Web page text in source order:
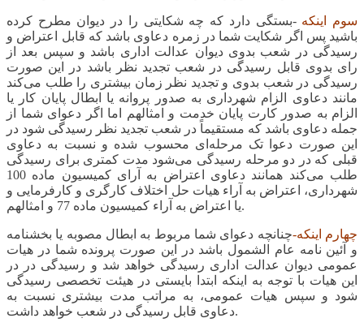
سوم اینکه -بستگی دارد که چه شکایتی را در دیوان مطرح کرده
باشید پس اگر شکایت شما در زمره دعاوی باشد که قابل اعتراض و
رسیدگی در شعب بدوی دیوان عدالت اداری باشد و سپس بعد از
رای بدوی قابل رسیدگی در شعب تجدید نظر باشد در این صورت
رسیدگی در شعب بدوی و تجدید نظر زمان بیشتری را طلب می‌کند
مانند دعاوی الزام شهرداری به صدور پروانه یا ابطال پایان کار یا
الزام به صدور کارت پایان خدمت و امثالهم اما اگر دعوای شما از
جمله دعاوی باشد که مستقیماً در شعب تجدید نظر رسیدگی شود در
این صورت دعوا تک مرحله‌ای محسوب شده و نسبت به دعاوی
قبلی که در دو مرحله رسیدگی می‌شود مدت کمتری برای رسیدگی
طلب می‌کند همانند دعاوی اعتراض به آرای کمیسیون ماده 100
شهرداری، اعتراض به آراء هیات حل اختلاف کارگری و کارفرمایی و
یا اعتراض به آراء کمیسیون ماده 77 و امثالهم.
چهارم اینکه-چنانچه دعوای شما مربوط به ابطال مصوبه یا بخشنامه
و آئین نامه عام الشمول باشد در این صورت پرونده شما در هیات
عمومی دیوان عدالت اداری رسیدگی خواهد شد و رسیدگی در در
این هیات با توجه به اینکه ابتدا بایستی در هیئت تخصصی رسیدگی
شود و سپس هیات عمومی، به مراتب مدت بیشتری نسبت به
دعاوی قابل رسیدگی در شعب خواهد داشت.